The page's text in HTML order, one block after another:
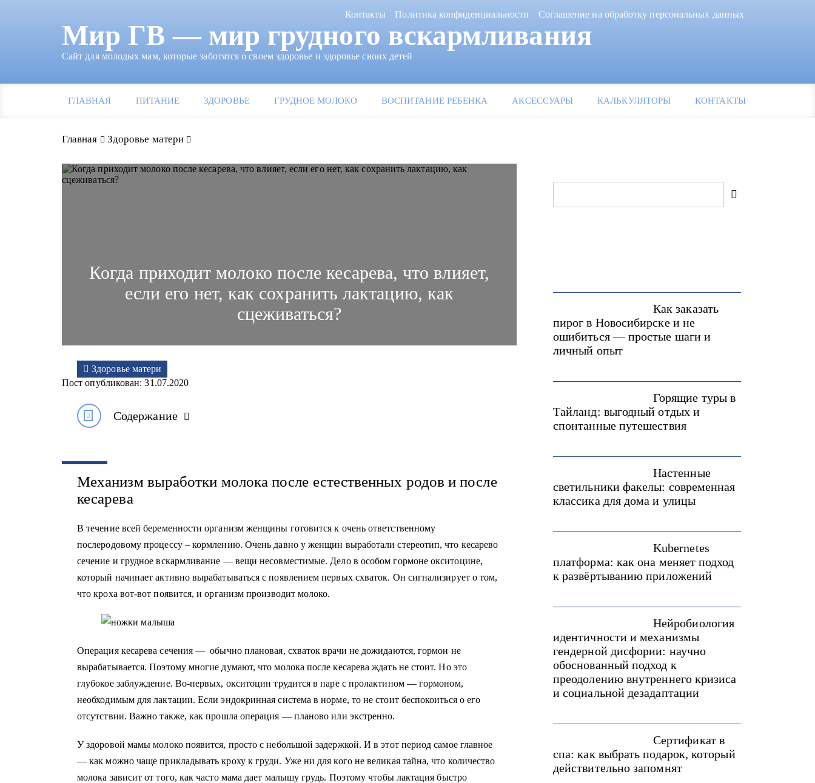
Контакты Политика конфиденциальности Соглашение на обработку персональных данных
Мир ГВ — мир грудного вскармливания
Сайт для молодых мам, которые заботятся о своем здоровье и здоровье своих детей
ГЛАВНАЯ ПИТАНИЕ ЗДОРОВЬЕ ГРУДНОЕ МОЛОКО ВОСПИТАНИЕ РЕБЕНКА АКСЕССУАРЫ КАЛЬКУЛЯТОРЫ КОНТАКТЫ
Главная Здоровье матери
Когда приходит молоко после кесарева, что влияет,
если его нет, как сохранить лактацию, как
сцеживаться?
Здоровье матери
Пост опубликован: 31.07.2020
Содержание
Механизм выработки молока после естественных родов и после
кесарева
В течение всей беременности организм женщины готовится к очень ответственному
послеродовому процессу – кормлению. Очень давно у женщин выработали стереотип, что кесарево
сечение и грудное вскармливание — вещи несовместимые. Дело в особом гормоне окситоцине,
который начинает активно вырабатываться с появлением первых схваток. Он сигнализирует о том,
что кроха вот-вот появится, и организм производит молоко.
Операция кесарева сечения — обычно плановая, схваток врачи не дожидаются, гормон не
вырабатывается. Поэтому многие думают, что молока после кесарева ждать не стоит. Но это
глубокое заблуждение. Во-первых, окситоцин трудится в паре с пролактином — гормоном,
необходимым для лактации. Если эндокринная система в норме, то не стоит беспокоиться о его
отсутствии. Важно также, как прошла операция — планово или экстренно.
У здоровой мамы молоко появится, просто с небольшой задержкой. И в этот период самое главное
— как можно чаще прикладывать кроху к груди. Уже ни для кого не великая тайна, что количество
молока зависит от того, как часто мама дает малышу грудь. Поэтому чтобы лактация быстро
Как заказать
пирог в Новосибирске и не
ошибиться — простые шаги и
личный опыт
Горящие туры в
Тайланд: выгодный отдых и
спонтанные путешествия
Настенные
светильники факелы: современная
классика для дома и улицы
Kubernetes
платформа: как она меняет подход
к развёртыванию приложений
Нейробиология
идентичности и механизмы
гендерной дисфории: научно
обоснованный подход к
преодолению внутреннего кризиса
и социальной дезадаптации
Сертификат в
спа: как выбрать подарок, который
действительно запомнят